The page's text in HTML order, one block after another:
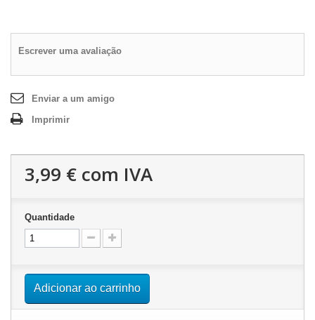
Escrever uma avaliação
Enviar a um amigo
Imprimir
3,99 € com IVA
Quantidade
Adicionar ao carrinho